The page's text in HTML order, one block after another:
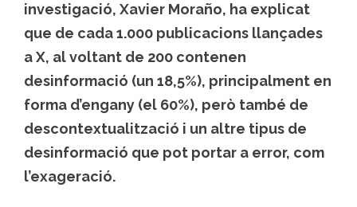
investigació, Xavier Moraño, ha explicat
que de cada 1.000 publicacions llançades
a X, al voltant de 200 contenen
desinformació (un 18,5%), principalment en
forma d’engany (el 60%), però també de
descontextualització i un altre tipus de
desinformació que pot portar a error, com
l’exageració.